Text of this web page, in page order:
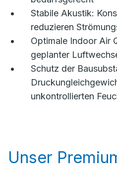
Stabile Akustik:
reduzieren
Optimale Indoor Air
geplanter
Schutz der
unkontrollierten
Unser